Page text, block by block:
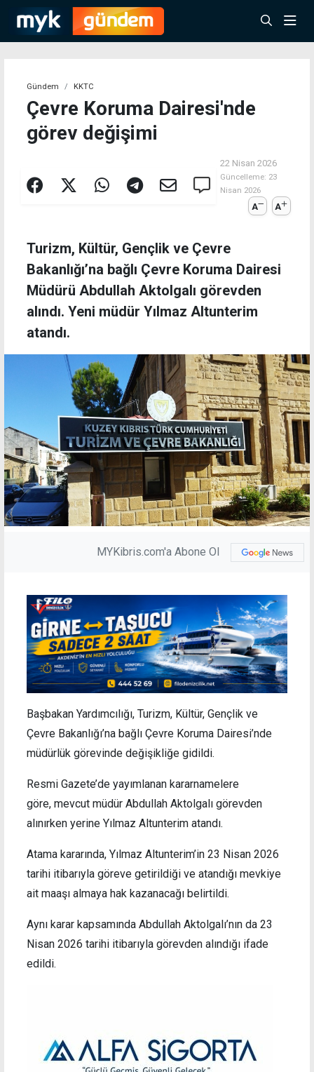
Gündem KKTC
Çevre Koruma Dairesi'nde
görev değişimi
22 Nisan 2026
Güncelleme: 23
Nisan 2026
A A
Turizm, Kültür, Gençlik ve Çevre
Bakanlığı’na bağlı Çevre Koruma Dairesi
Müdürü Abdullah Aktolgalı görevden
alındı. Yeni müdür Yılmaz Altunterim
atandı.
MYKibris.com'a Abone Ol
Başbakan Yardımcılığı, Turizm, Kültür, Gençlik ve
Çevre Bakanlığı’na bağlı Çevre Koruma Dairesi’nde
müdürlük görevinde değişikliğe gidildi.
Resmi Gazete’de yayımlanan kararnamelere
göre, mevcut müdür Abdullah Aktolgalı görevden
alınırken yerine Yılmaz Altunterim atandı.
Atama kararında, Yılmaz Altunterim’in 23 Nisan 2026
tarihi itibarıyla göreve getirildiği ve atandığı mevkiye
ait maaşı almaya hak kazanacağı belirtildi.
Aynı karar kapsamında Abdullah Aktolgalı’nın da 23
Nisan 2026 tarihi itibarıyla görevden alındığı ifade
edildi.